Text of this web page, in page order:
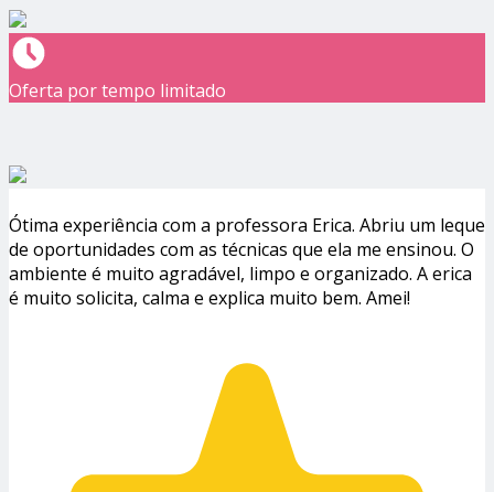
Oferta por tempo limitado
Ótima experiência com a professora Erica. Abriu um leque
de oportunidades com as técnicas que ela me ensinou. O
ambiente é muito agradável, limpo e organizado. A erica
é muito solicita, calma e explica muito bem. Amei!